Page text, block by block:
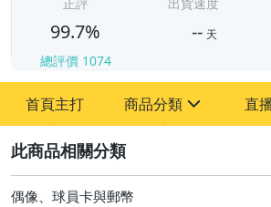
正評
99.7%
總評價 1074
出貨速度
-- 天
首頁主打 商品分類
成人專區
玩具、模型與公仔
直
偶像、球員卡與郵幣